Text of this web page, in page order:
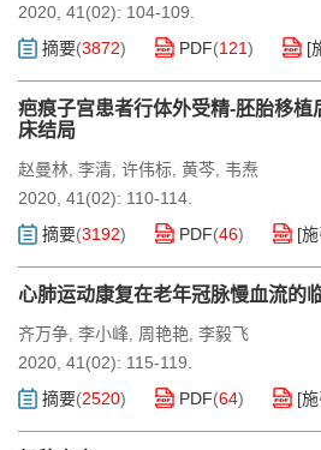
2020, 41(02): 104-109.
摘要(3872) PDF(121) [
疤痕子宫患者行体外受精-胚胎移植
床结局
赵曼林, 李清, 许伟标, 黄芩, 韦焘
2020, 41(02): 110-114.
摘要(3192) PDF(46) [
心肺运动康复在老年冠脉慢血流的
齐万争, 李小峰, 周艳艳, 李毅飞
2020, 41(02): 115-119.
摘要(2520) PDF(64) [